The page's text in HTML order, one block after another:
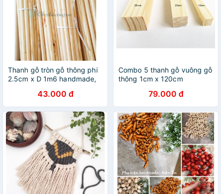
Thanh gỗ tròn gỗ thông phi
2.5cm x D 1m6 handmade,
macrame43.000 đ
Combo 5 thanh gỗ vuông gỗ
thông 1cm x 120cm
mành, phụ kiện macrame
79.000 đ